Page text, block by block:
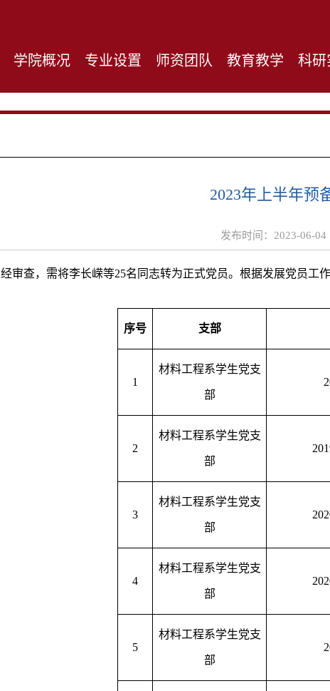
学院概况 专业设置 师资团队 教育教学 科研
2023年上半年预
发布时间： 2023-06-
经审查，需将李长嵘等25名同志转为正式党员。根据发展党员工
序号 支部
1
材料工程系学生党支
部
2
材料工程系学生党支
部
3
材料工程系学生党支
部
4
材料工程系学生党支
部
5
材料工程系学生党支
部